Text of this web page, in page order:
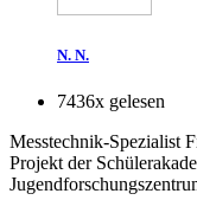
N. N.
7436x gelesen
Messtechnik-Spezialist
Projekt der